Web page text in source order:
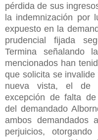
pérdida de sus
la indemnización por
expuesto en la
prudencial fijada
Termina señalando
mencionados han
que solicita se
nueva vista, el de
excepción de falta
del demandado
ambos demandados
perjuicios,